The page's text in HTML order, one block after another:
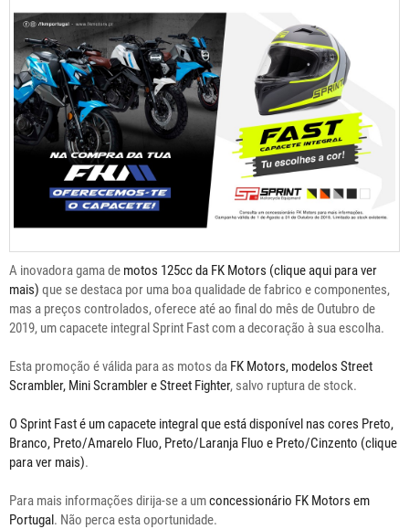
A inovadora gama de motos 125cc da FK Motors (clique aqui para ver
mais) que se destaca por uma boa qualidade de fabrico e componentes,
mas a preços controlados, oferece até ao final do mês de Outubro de
2019, um capacete integral Sprint Fast com a decoração à sua escolha.
Esta promoção é válida para as motos da FK Motors, modelos Street
Scrambler, Mini Scrambler e Street Fighter, salvo ruptura de stock.
O Sprint Fast é um capacete integral que está disponível nas cores Preto,
Branco, Preto/Amarelo Fluo, Preto/Laranja Fluo e Preto/Cinzento (clique
para ver mais).
Para mais informações dirija-se a umconcessionário FK Motors em
Portugal. Não perca esta oportunidade.